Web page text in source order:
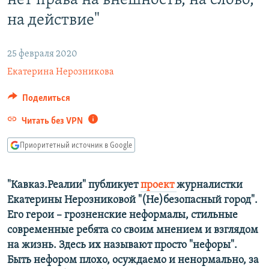
РАСПИСАНИЕ ВЕЩАНИЯ
Все сайты РСЕ/РС
на действие"
25 февраля 2020
Екатерина Нерозникова
Поделиться
Читать без VPN
Приоритетный источник в Google
"Кавказ.Реалии" публикуетпроектжурналистки
Екатерины Нерозниковой "(Не)безопасный город".
Его герои – грозненские неформалы, стильные
современные ребята со своим мнением и взглядом
на жизнь. Здесь их называют просто "нефоры".
Быть нефором плохо, осуждаемо и ненормально, за